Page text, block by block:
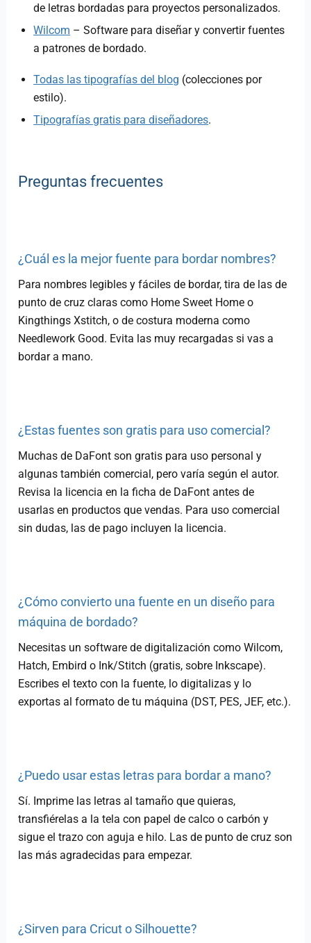
de letras bordadas para proyectos personalizados.
Wilcom – Software para diseñar y convertir fuentes
a patrones de bordado.
Todas las tipografías del blog (colecciones por
estilo).
Tipografías gratis para diseñadores.
Preguntas frecuentes
¿Cuál es la mejor fuente para bordar nombres?
Para nombres legibles y fáciles de bordar, tira de las de
punto de cruz claras como Home Sweet Home o
Kingthings Xstitch, o de costura moderna como
Needlework Good. Evita las muy recargadas si vas a
bordar a mano.
¿Estas fuentes son gratis para uso comercial?
Muchas de DaFont son gratis para uso personal y
algunas también comercial, pero varía según el autor.
Revisa la licencia en la ficha de DaFont antes de
usarlas en productos que vendas. Para uso comercial
sin dudas, las de pago incluyen la licencia.
¿Cómo convierto una fuente en un diseño para
máquina de bordado?
Necesitas un software de digitalización como Wilcom,
Hatch, Embird o Ink/Stitch (gratis, sobre Inkscape).
Escribes el texto con la fuente, lo digitalizas y lo
exportas al formato de tu máquina (DST, PES, JEF, etc.).
¿Puedo usar estas letras para bordar a mano?
Sí. Imprime las letras al tamaño que quieras,
transfiérelas a la tela con papel de calco o carbón y
sigue el trazo con aguja e hilo. Las de punto de cruz son
las más agradecidas para empezar.
¿Sirven para Cricut o Silhouette?